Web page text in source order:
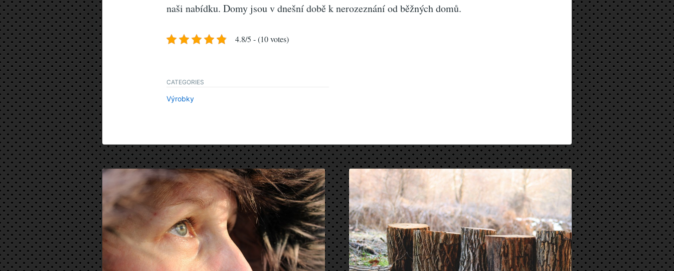
naši nabídku. Domy jsou v dnešní době k nerozeznání od běžných domů.
4.8/5 - (10 votes)
CATEGORIES
Výrobky
Navigace
pro
příspěvek